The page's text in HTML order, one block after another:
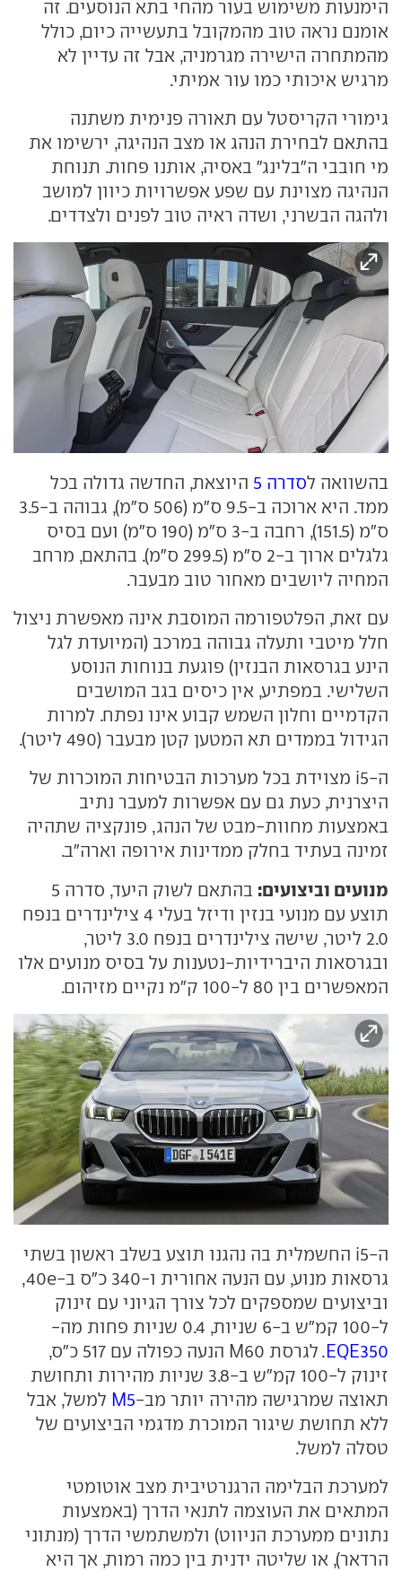
הימנעות משימוש בעור מהחי בתא הנוסעים. זה
אומנם נראה טוב מהמקובל בתעשייה כיום, כולל
מהמתחרה הישירה מגרמניה, אבל זה עדיין לא
מרגיש איכותי כמו עור אמיתי.
גימורי הקריסטל עם תאורה פנימית משתנה
בהתאם לבחירת הנהג או מצב הנהיגה, ירשימו את
מי חובבי ה"בלינג" באסיה, אותנו פחות. תנוחת
הנהיגה מצוינת עם שפע אפשרויות כיוון למושב
ולהגה הבשרני, ושדה ראיה טוב לפנים ולצדדים.
בהשוואה לסדרה 5
היוצאת, החדשה גדולה בכל
ממד. היא ארוכה ב-9.5 ס"מ (506 ס"מ), גבוהה ב-3.5
ס"מ (151.5), רחבה ב-3 ס"מ (190 ס"מ) ועם בסיס
גלגלים ארוך ב-2 ס"מ (299.5 ס"מ). בהתאם, מרחב
המחיה ליושבים מאחור טוב מבעבר.
עם זאת, הפלטפורמה המוסבת אינה מאפשרת ניצול
חלל מיטבי ותעלה גבוהה במרכב (המיועדת לגל
הינע בגרסאות הבנזין) פוגעת בנוחות הנוסע
השלישי. במפתיע, אין כיסים בגב המושבים
הקדמיים וחלון השמש קבוע אינו נפתח. למרות
הגידול בממדים תא המטען קטן מבעבר (490 ליטר).
ה-i5 מצוידת בכל מערכות הבטיחות המוכרות של
היצרנית, כעת גם עם אפשרות למעבר נתיב
באמצעות מחוות-מבט של הנהג, פונקציה שתהיה
זמינה בעתיד בחלק ממדינות אירופה וארה"ב.
מנועים וביצועים:
בהתאם לשוק היעד, סדרה 5
תוצע עם מנועי בנזין ודיזל בעלי 4 צילינדרים בנפח
2.0 ליטר, שישה צילינדרים בנפח 3.0 ליטר,
ובגרסאות היברידיות-נטענות על בסיס מנועים אלו
המאפשרים בין 80 ל-100 ק"מ נקיים מזיהום.
ה-i5 החשמלית בה נהגנו תוצע בשלב ראשון בשתי
גרסאות מנוע, עם הנעה אחורית ו-340 כ"ס ב-40e,
וביצועים שמספקים לכל צורך הגיוני עם זינוק
ל-100 קמ"ש ב-6 שניות, 0.4 שניות פחות מה-
EQE350
. לגרסת M60 הנעה כפולה עם 517 כ"ס,
זינוק ל-100 קמ"ש ב-3.8 שניות מהירות ותחושת
תאוצה שמרגישה מהירה יותר מב-M5 למשל, אבל
ללא תחושת שיגור המוכרת מדגמי הביצועים של
טסלה למשל.
למערכת הבלימה הרגנרטיבית מצב אוטומטי
המתאים את העוצמה לתנאי הדרך (באמצעות
נתונים ממערכת הניווט) ולמשתמשי הדרך (מנתוני
הרדאר), או שליטה ידנית בין כמה רמות, אך היא